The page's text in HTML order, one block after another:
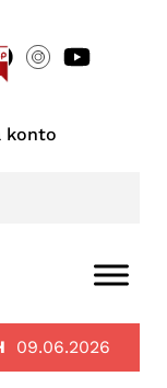
konto
09.06.2026